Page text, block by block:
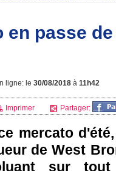
en passe
ligne: le 30/08/2018 à 11h42
Imprimer Partager:
mercato
de West
sur